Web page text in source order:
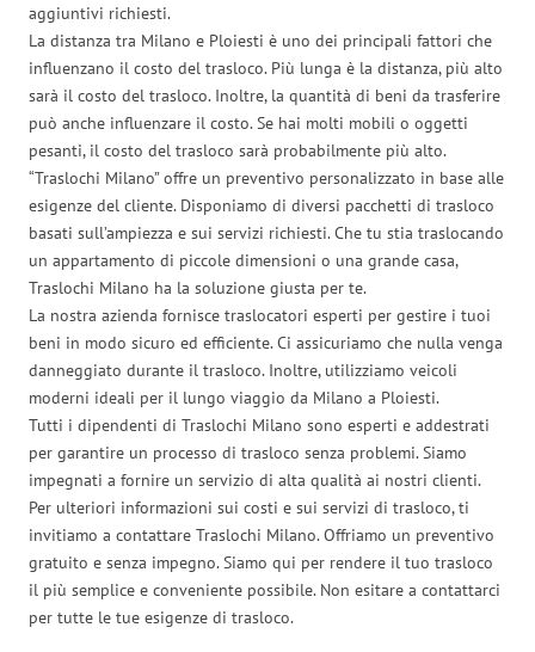
aggiuntivi richiesti.
La distanza tra Milano e Ploiesti è uno dei principali fattori che
influenzano il costo del trasloco. Più lunga è la distanza, più alto
sarà il costo del trasloco. Inoltre, la quantità di beni da trasferire
può anche influenzare il costo. Se hai molti mobili o oggetti
pesanti, il costo del trasloco sarà probabilmente più alto.
“Traslochi Milano” offre un preventivo personalizzato in base alle
esigenze del cliente. Disponiamo di diversi pacchetti di trasloco
basati sull’ampiezza e sui servizi richiesti. Che tu stia traslocando
un appartamento di piccole dimensioni o una grande casa,
Traslochi Milano ha la soluzione giusta per te.
La nostra azienda fornisce traslocatori esperti per gestire i tuoi
beni in modo sicuro ed efficiente. Ci assicuriamo che nulla venga
danneggiato durante il trasloco. Inoltre, utilizziamo veicoli
moderni ideali per il lungo viaggio da Milano a Ploiesti.
Tutti i dipendenti di Traslochi Milano sono esperti e addestrati
per garantire un processo di trasloco senza problemi. Siamo
impegnati a fornire un servizio di alta qualità ai nostri clienti.
Per ulteriori informazioni sui costi e sui servizi di trasloco, ti
invitiamo a contattare Traslochi Milano. Offriamo un preventivo
gratuito e senza impegno. Siamo qui per rendere il tuo trasloco
il più semplice e conveniente possibile. Non esitare a contattarci
per tutte le tue esigenze di trasloco.